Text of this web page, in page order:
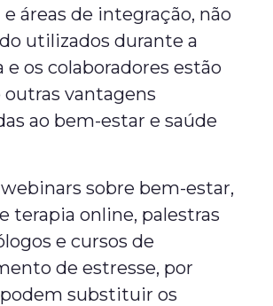
áreas de integração, não
utilizados durante a
e os colaboradores estão
outras vantagens
ao bem-estar e saúde
webinars sobre bem-estar,
terapia online, palestras
e cursos de
de estresse, por
substituir os